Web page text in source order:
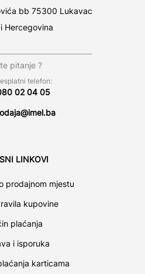
bb 75300 Lukavac
Hercegovina
pitanje ?
telefon:
02 04 05
LINKOVI
prodajnom mjestu
kupovine
plaćanja
i isporuka
karticama